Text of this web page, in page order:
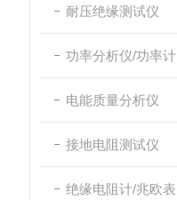
耐压绝缘测试仪
功率分析仪/功率计
电能质量分析仪
接地电阻测试仪
绝缘电阻计/兆欧表